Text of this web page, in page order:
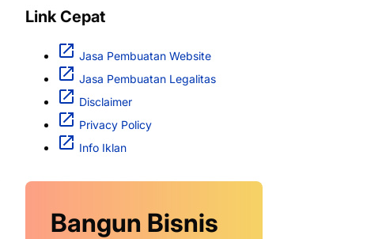
Link Cepat
Jasa Pembuatan Website
Jasa Pembuatan Legalitas
Disclaimer
Privacy Policy
Info Iklan
Bangun Bisnis